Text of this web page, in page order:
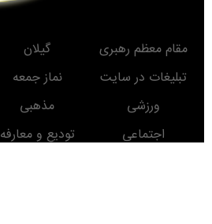
مقام معظم رهبری گیلان
تبلیغات در سایت
نماز جمعه
ورزشی
مذهبی
اجتماعی
تودیع و معارفه